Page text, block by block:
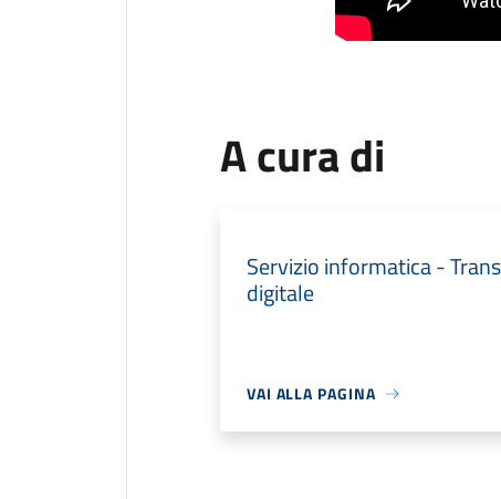
A cura di
Servizio informatica -
digitale
VAI ALLA PAGINA